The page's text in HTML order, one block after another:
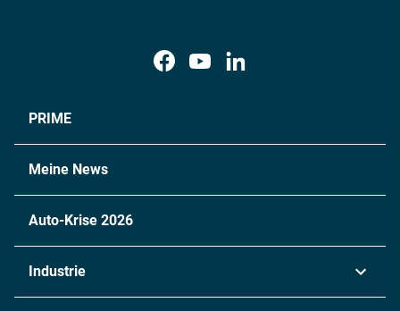
PRIME
Meine News
Auto-Krise 2026
Industrie